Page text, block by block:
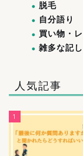
脱毛
自分語り
買い物・
雑多な記し
人気記事
1